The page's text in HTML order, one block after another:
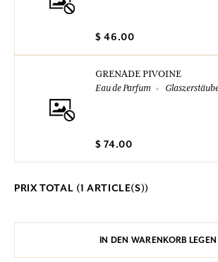
$ 46.00
GRENADE PIVOINE
Eau de Parfum
$ 74.00
PRIX TOTAL (1 ARTICLE(S))
IN DEN WARENKORB LEGEN